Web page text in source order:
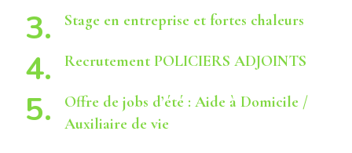
Stage en entreprise et fortes chaleurs
Recrutement POLICIERS ADJOINTS
Offre de jobs d’été : Aide à Domicile /
Auxiliaire de vie